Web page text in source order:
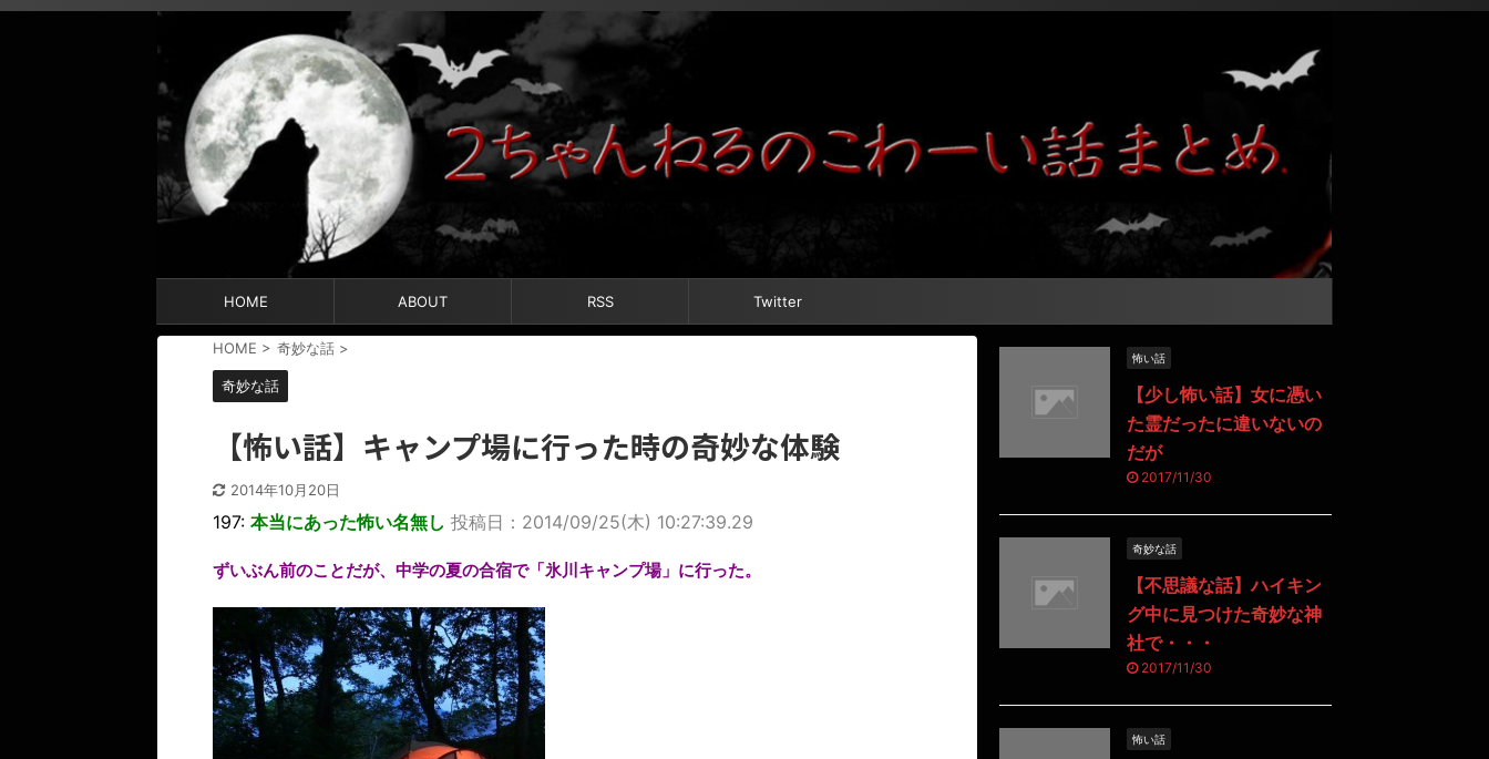
HOME ABOUT RSS Twitter
HOME > 奇妙な話 >
奇妙な話
【怖い話】キャンプ場に行った時の奇妙な体験
2014年10月20日
197: 本当にあった怖い名無し 投稿日：2014/09/25(木) 10:27:39.29
ずいぶん前のことだが、中学の夏の合宿で「氷川キャンプ場」に行った。
怖い話
【少し怖い話】女に憑い
た霊だったに違いないの
だが
2017/11/30
奇妙な話
【不思議な話】ハイキン
グ中に見つけた奇妙な神
社で・・・
2017/11/30
怖い話